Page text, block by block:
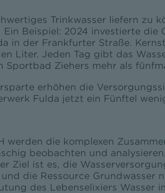
Trinkwasser liefern zu
Beispiel: 2024 investierte die
in der Frankfurter Straße.
Liter. Jeden Tag gibt das
Sportbad Ziehers mehr als
erhöhen die
Fulda jetzt ein Fünftel
werden die komplexen
beobachten und
Ziel ist es, die
die Ressource Grundwasser
des Lebenselixiers Wasser